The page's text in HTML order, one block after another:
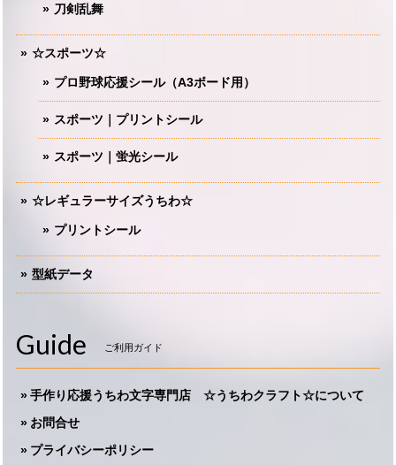
刀剣乱舞
☆スポーツ☆
プロ野球応援シール（A3ボード用）
スポーツ｜プリントシール
スポーツ｜蛍光シール
☆レギュラーサイズうちわ☆
プリントシール
型紙データ
Guide ご利用ガイド
手作り応援うちわ文字専門店 ☆うちわクラフト☆について
お問合せ
プライバシーポリシー